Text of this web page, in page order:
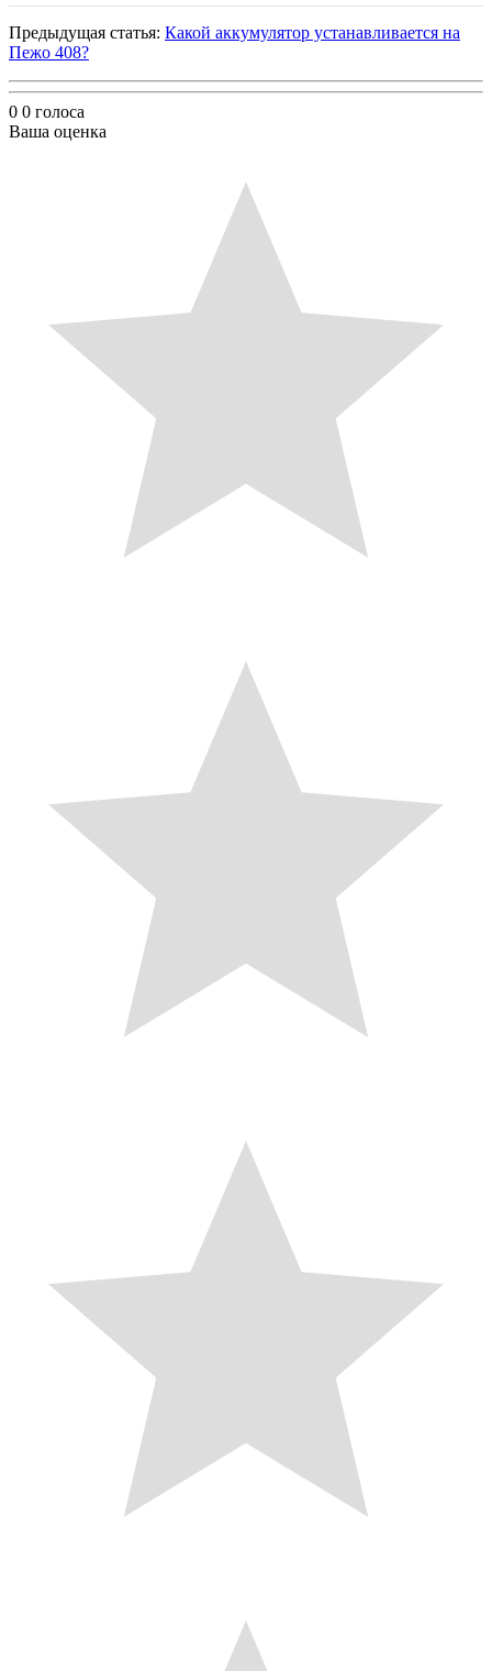
Предыдущая статья: Какой аккумулятор устанавливается на
Пежо 408?
0 0 голоса
Ваша оценка